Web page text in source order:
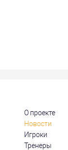
О проекте
Новости
Игроки
Тренеры